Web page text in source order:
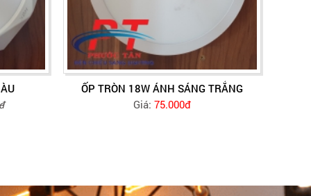
ỐP TRÒN 18W ÁNH SÁNG TRẮNG
Giá: 75.000đ